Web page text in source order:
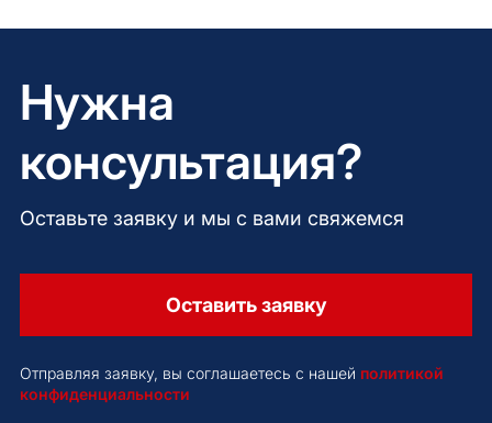
Нужна
консультация?
Оставьте заявку и мы с вами свяжемся
Оставить заявку
Отправляя заявку, вы соглашаетесь с нашей политикой
конфиденциальности